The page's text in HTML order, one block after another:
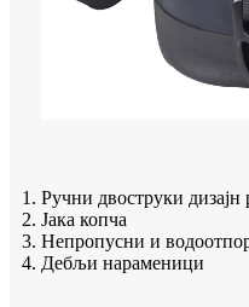
1. Ручни двоструки дизајн
2. Јака копча
3. Непропусни и
4. Дебљи нараменици